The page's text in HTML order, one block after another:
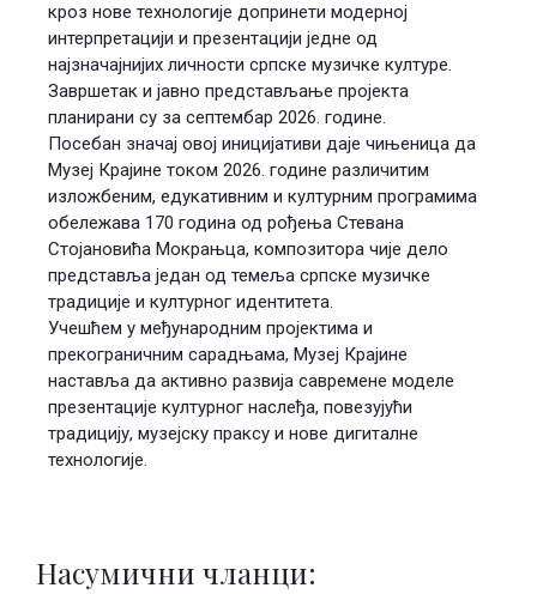
кроз нове технологије допринети модерној
интерпретацији и презентацији једне од
најзначајнијих личности српске музичке културе.
Завршетак и јавно представљање пројекта
планирани су за септембар 2026. године.
Посебан значај овој иницијативи даје чињеница да
Музеј Крајине током 2026. године различитим
изложбеним, едукативним и културним програмима
обележава 170 година од рођења Стевана
Стојановића Мокрањца, композитора чије дело
представља један од темеља српске музичке
традиције и културног идентитета.
Учешћем у међународним пројектима и
прекограничним сарадњама, Музеј Крајине
наставља да активно развија савремене моделе
презентације културног наслеђа, повезујући
традицију, музејску праксу и нове дигиталне
технологије.
Насумични чланци: